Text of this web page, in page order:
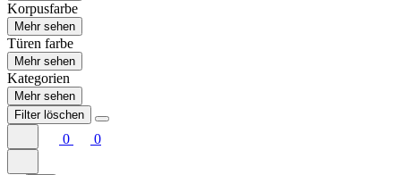
Korpusfarbe
Mehr sehen
Türen farbe
Mehr sehen
Kategorien
Mehr sehen
Filter löschen
0 0